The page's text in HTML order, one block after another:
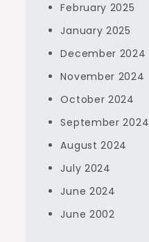
February 2025
January 2025
December 2024
November 2024
October 2024
September 2024
August 2024
July 2024
June 2024
June 2002